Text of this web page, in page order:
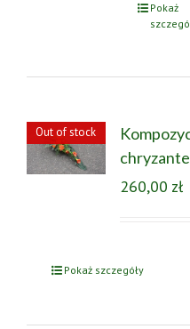
Pokaż
Out of stock
260,00 zł
Pokaż szczegóły